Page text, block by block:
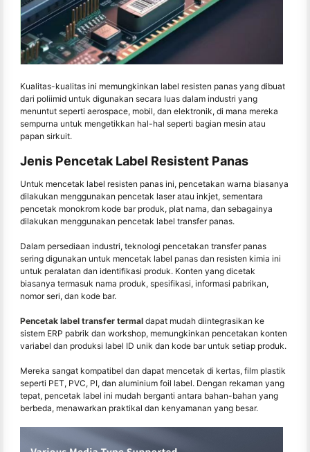
Kualitas-kualitas ini memungkinkan label resisten panas yang dibuat
dari poliimid untuk digunakan secara luas dalam industri yang
menuntut seperti aerospace, mobil, dan elektronik, di mana mereka
sempurna untuk mengetikkan hal-hal seperti bagian mesin atau
papan sirkuit.
Jenis Pencetak Label Resistent Panas
Untuk mencetak label resisten panas ini, pencetakan warna biasanya
dilakukan menggunakan pencetak laser atau inkjet, sementara
pencetak monokrom kode bar produk, plat nama, dan sebagainya
dilakukan menggunakan pencetak label transfer panas.
Dalam persediaan industri, teknologi pencetakan transfer panas
sering digunakan untuk mencetak label panas dan resisten kimia ini
untuk peralatan dan identifikasi produk. Konten yang dicetak
biasanya termasuk nama produk, spesifikasi, informasi pabrikan,
nomor seri, dan kode bar.
Pencetak label transfer termal dapat mudah diintegrasikan ke
sistem ERP pabrik dan workshop, memungkinkan pencetakan konten
variabel dan produksi label ID unik dan kode bar untuk setiap produk.
Mereka sangat kompatibel dan dapat mencetak di kertas, film plastik
seperti PET, PVC, PI, dan aluminium foil label. Dengan rekaman yang
tepat, pencetak label ini mudah berganti antara bahan-bahan yang
berbeda, menawarkan praktikal dan kenyamanan yang besar.